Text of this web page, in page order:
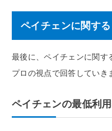
ペイチェンに関す
最後に、ペイチェンに関す
プロの視点で回答していき
ペイチェンの最低利